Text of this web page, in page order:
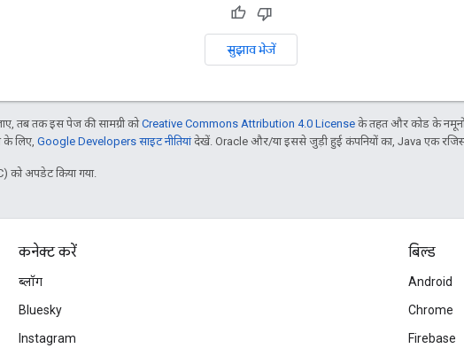
सुझाव भेजें
तब तक इस पेज की सामग्री कोCreative Commons Attribution 4.0 License के तहत और कोड के
के लिए, Google Developers साइट नीतियांदेखें. Oracle और/या इससे जुड़ी हुई कंपनियों का, Java एक
को अपडेट किया गया.
कनेक्ट करें
ब्लॉग
Bluesky
Instagram
बिल्ड
Android
Chrome
Firebase